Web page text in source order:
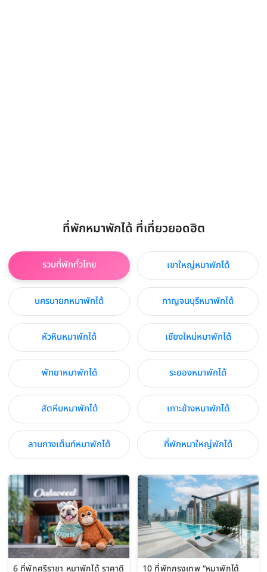
ที่พักหมาพักได้ ที่เที่ยวยอดฮิต
รวมที่พักทั่วไทย เขาใหญ่หมาพักได้
นครนายกหมาพักได้ กาญจนบุรีหมาพักได้
หัวหินหมาพักได้ เชียงใหม่หมาพักได้
พัทยาหมาพักได้ ระยองหมาพักได้
สัตหีบหมาพักได้ เกาะช้างหมาพักได้
ลานกางเต็นท์หมาพักได้ ที่พักหมาใหญ่พักได้
6 ที่พักศรีราชา หมาพักได้ ราคาดี
10 ที่พักกรุงเทพ “หมาพักได้